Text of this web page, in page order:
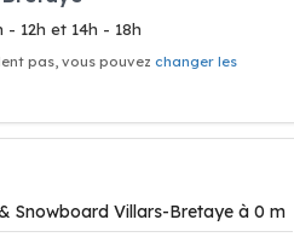
12h et 14h - 18h
pas, vous pouvez changer les
Snowboard Villars-Bretaye à 0 m